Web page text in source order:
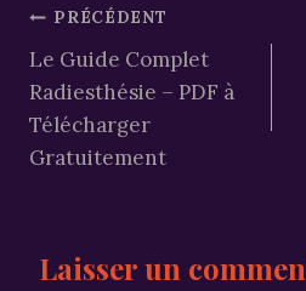
Navigation
de
l’article
PRÉCÉDENT
Le Guide Complet
Radiesthésie – PDF à
Télécharger
Gratuitement
Laisser un